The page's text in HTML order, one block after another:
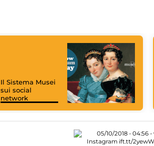
Il Sistema Musei
sui social
network